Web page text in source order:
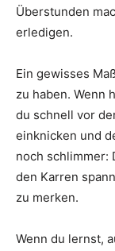
Überstunden
erledigen.
Ein gewisses
zu haben. Wenn
du schnell vor
einknicken und
noch schlimmer:
den Karren
zu merken.
Wenn du lernst,